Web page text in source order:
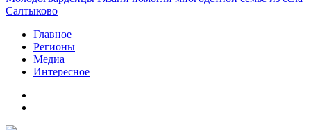
Салтыково
Главное
Регионы
Медиа
Интересное